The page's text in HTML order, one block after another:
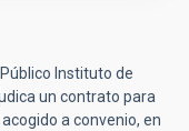
Instituto de
un contrato para
a convenio, en